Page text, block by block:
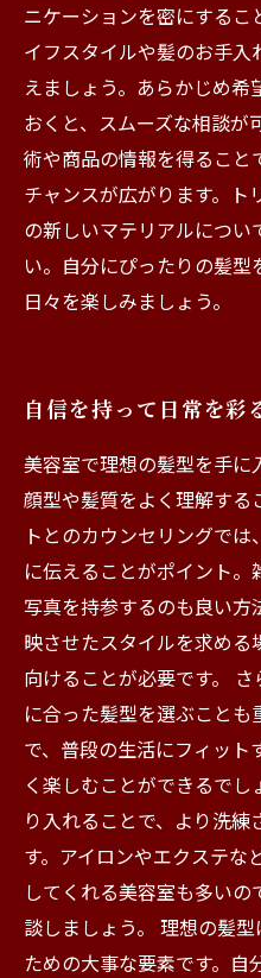
ニケーションを密にするこ
イフスタイルや髪のお手
えましょう。あらかじめ
おくと、スムーズな相談が
術や商品の情報を得ること
チャンスが広がります。
の新しいマテリアルについ
い。自分にぴったりの髪型
日々を楽しみましょう。
自信を持って日常を彩
美容室で理想の髪型を手
顔型や髪質をよく理解する
トとのカウンセリングで
に伝えることがポイント
写真を持参するのも良い方
映させたスタイルを求め
向けることが必要です。
に合った髪型を選ぶこと
で、普段の生活にフィッ
く楽しむことができるで
り入れることで、より洗
す。アイロンやエクステな
してくれる美容室も多い
談しましょう。 理想の髪
ための大事な要素です。自